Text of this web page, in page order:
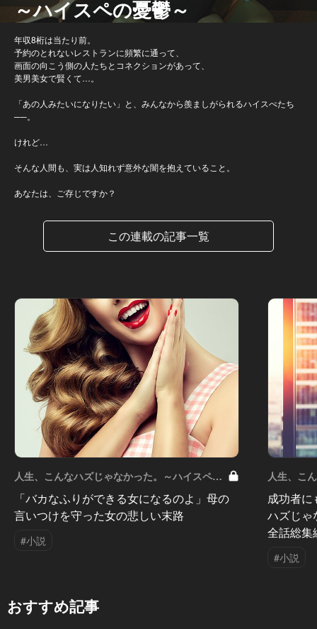
～ハイスペの憂鬱～
年収8桁は当たり前。
予約のとれないレストランに頻繁に通って、
画面の向こう側の人たちとコネクションがあって、
美男美女で賢くて…。
「あの人みたいになりたい」と、みんなから羨ましがられるハイスぺたち
──。
けれど…
そんな人間も、実は人知れず意外な闇を抱えていること。
あなたは、ご存じですか？
この連載の記事一覧
人生、こんなハズじゃなかった。～ハイスペの
憂鬱～ Vol.11
「バカなふりができる女になるのよ」母の
言いつけを守った女の悲しい末路
#小説
人生、こ
鬱～
成功者
ハズじゃ
全話総集
#小説
おすすめ記事